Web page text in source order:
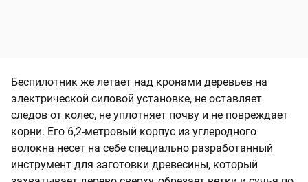
Беспилотник же летает над кронами деревьев на
электрической силовой установке, не оставляет
следов от колес, не уплотняет почву и не повреждает
корни. Его 6,2-метровый корпус из углеродного
волокна несет на себе специально разработанный
инструмент для заготовки древесины, который